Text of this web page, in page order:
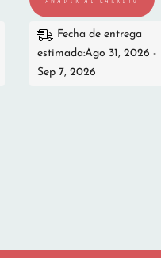
Fecha de entrega
estimada:Ago 31, 2026 -
Sep 7, 2026